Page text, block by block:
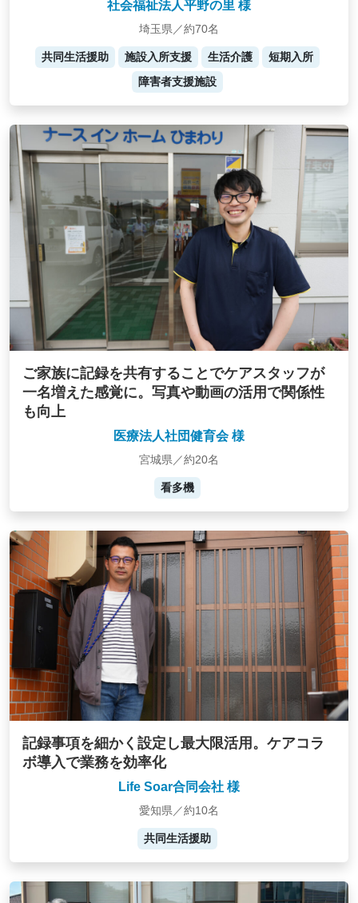
社会福祉法人平野の里 様
埼玉県／約70名
共同生活援助 施設入所支援 生活介護
短期入所
障害者支援施設
ご家族に記録を共有することでケアスタッフが
一名増えた感覚に。写真や動画の活用で関係性
も向上
医療法人社団健育会 様
宮城県／約20名
看多機
記録事項を細かく設定し最大限活用。ケアコラ
ボ導入で業務を効率化
Life Soar合同会社 様
愛知県／約10名
共同生活援助